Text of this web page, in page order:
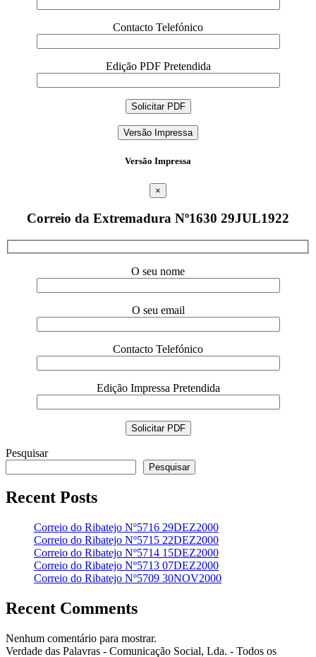
Contacto Telefónico
Edição PDF Pretendida
Versão Impressa
Versão Impressa
×
Correio da Extremadura Nº1630 29JUL1922
O seu nome
O seu email
Contacto Telefónico
Edição Impressa Pretendida
Pesquisar
Pesquisar
Recent Posts
Correio do Ribatejo Nº5716 29DEZ2000
Correio do Ribatejo Nº5715 22DEZ2000
Correio do Ribatejo Nº5714 15DEZ2000
Correio do Ribatejo Nº5713 07DEZ2000
Correio do Ribatejo Nº5709 30NOV2000
Recent Comments
Nenhum comentário para mostrar.
Verdade das Palavras - Comunicação Social, Lda. - Todos os